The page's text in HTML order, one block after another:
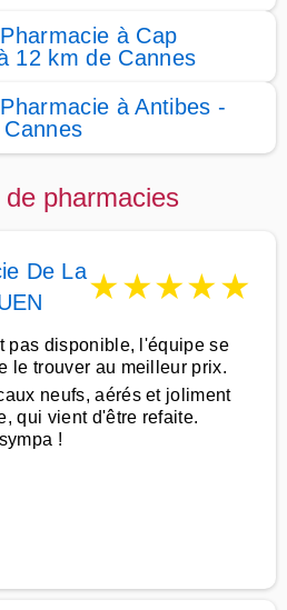
à Cap
12 km de Cannes
à Antibes -
pharmacies
De La★★★★★
pas disponible, l'équipe se
le trouver au meilleur prix.
neufs, aérés et joliment
qui vient d'être refaite.
!